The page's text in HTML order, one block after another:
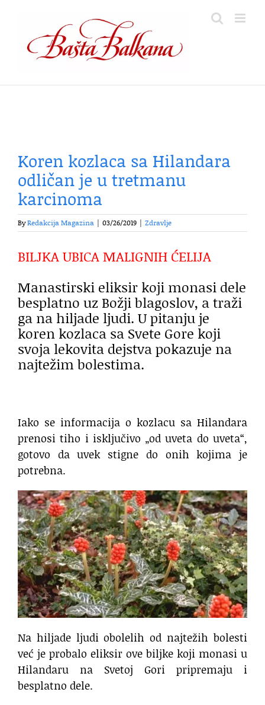
content
Koren kozlaca sa Hilandara
odličan je u tretmanu
karcinoma
ByRedakcija Magazina 03/26/2019 Zdravlje
BILJKA UBICA MALIGNIH ĆELIJA
Manastirski eliksir koji monasi dele
besplatno uz Božji blagoslov, a traži
ga na hiljade ljudi. U pitanju je
koren kozlaca sa Svete Gore koji
svoja lekovita dejstva pokazuje na
najtežim bolestima.
Iako se informacija o kozlacu sa Hilandara
prenosi tiho i isključivo „od uveta do uveta“,
gotovo da uvek stigne do onih kojima je
potrebna.
Na hiljade ljudi obolelih od najtežih bolesti
već je probalo eliksir ove biljke koji monasi u
Hilandaru na Svetoj Gori pripremaju i
besplatno dele.